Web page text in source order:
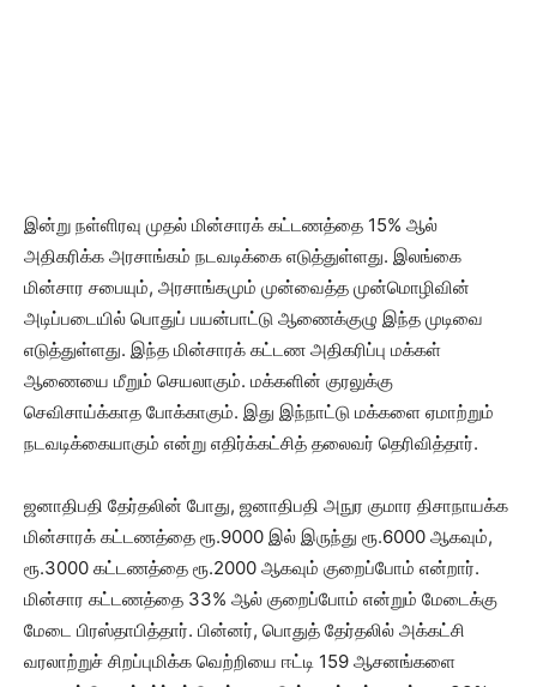
இன்று நள்ளிரவு முதல் மின்சாரக் கட்டணத்தை 15% ஆல்
அதிகரிக்க அரசாங்கம் நடவடிக்கை எடுத்துள்ளது. இலங்கை
மின்சார சபையும், அரசாங்கமும் முன்வைத்த முன்மொழிவின்
அடிப்படையில் பொதுப் பயன்பாட்டு ஆணைக்குழு இந்த முடிவை
எடுத்துள்ளது. இந்த மின்சாரக் கட்டண அதிகரிப்பு மக்கள்
ஆணையை மீறும் செயலாகும். மக்களின் குரலுக்கு
செவிசாய்க்காத போக்காகும். இது இந்நாட்டு மக்களை ஏமாற்றும்
நடவடிக்கையாகும் என்று எதிர்க்கட்சித் தலைவர் தெரிவித்தார்.
ஜனாதிபதி தேர்தலின் போது, ​​ஜனாதிபதி அநுர குமார திசாநாயக்க
மின்சாரக் கட்டணத்தை ரூ.9000 இல் இருந்து ரூ.6000 ஆகவும்,
ரூ.3000 கட்டணத்தை ரூ.2000 ஆகவும் குறைப்போம் என்றார்.
மின்சார கட்டணத்தை 33% ஆல் குறைப்போம் என்றும் மேடைக்கு
மேடை பிரஸ்தாபித்தார். பின்னர், பொதுத் தேர்தலில் அக்கட்சி
வரலாற்றுச் சிறப்புமிக்க வெற்றியை ஈட்டி 159 ஆசனங்களை